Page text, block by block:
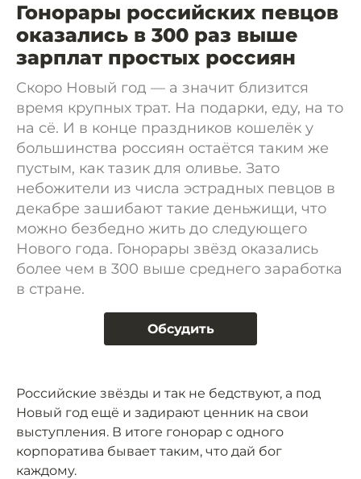
Гонорары российских певцов
оказались в 300 раз выше
зарплат простых россиян
Скоро Новый год — а значит близится
время крупных трат. На подарки, еду, на то
на сё. И в конце праздников кошелёк у
большинства россиян остаётся таким же
пустым, как тазик для оливье. Зато
небожители из числа эстрадных певцов в
декабре зашибают такие деньжищи, что
можно безбедно жить до следующего
Нового года. Гонорары звёзд оказались
более чем в 300 выше среднего заработка
в стране.
Обсудить
Российские звёзды и так не бедствуют, а под
Новый год ещё и задирают ценник на свои
выступления. В итоге гонорар с одного
корпоратива бывает таким, что дай бог
каждому.